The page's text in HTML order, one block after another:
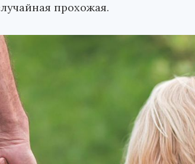
прохожая.